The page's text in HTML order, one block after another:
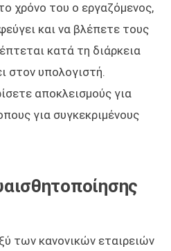
χρόνο του ο εργαζόμενος,
και να βλέπετε τους
κατά τη διάρκεια
στον υπολογιστή.
αποκλεισμούς για
για συγκεκριμένους
των κανονικών εταιρειών